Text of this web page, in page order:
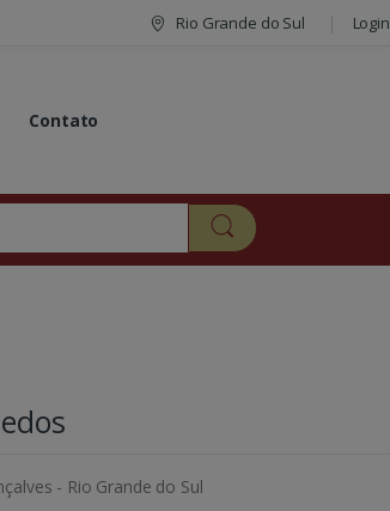
Rio Grande do Sul Login
Contato
- Rio Grande do Sul